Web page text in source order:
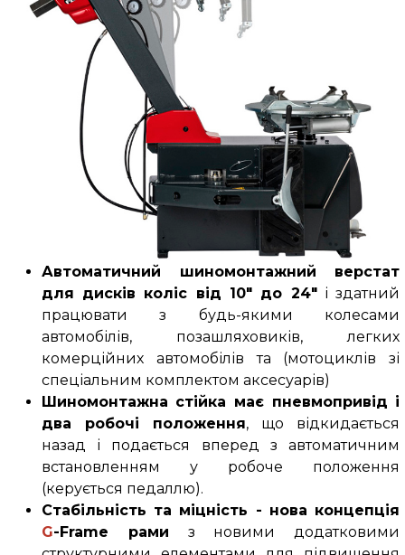
Автоматичний шиномонтажний верстат
для дисків коліс від 10" до 24"і здатний
працювати з будь-якими колесами
автомобілів, позашляховиків, легких
комерційних автомобілів та (мотоциклів зі
спеціальним комплектом аксесуарів)
Шиномонтажна стійка має пневмопривід і
два робочі положення, що відкидається
назад і подається вперед з автоматичним
встановленням у робоче положення
(керується педаллю).
Стабільність та міцність - нова концепція
G-Frame рами з новими додатковими